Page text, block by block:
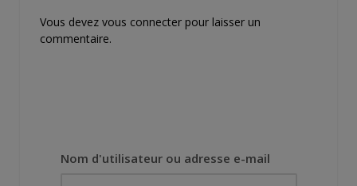
Vous devez vous connecter pour laisser un
commentaire.
Nom d'utilisateur ou adresse e-mail